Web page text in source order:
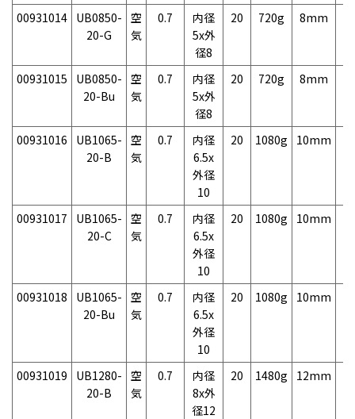
00931014 UB0850-
20-G
空
気
0.7
内径
5x外
径8
20 720g 8mm
00931015
UB0850-
20-Bu
空
気
0.7
内径
5x外
径8
20 720g 8mm
00931016
UB1065-
20-B
空
気
0.7
内径
6.5x
外径
10
20 1080g 10mm
00931017
UB1065-
20-C
空
気
0.7
内径
6.5x
外径
10
20 1080g 10mm
00931018
UB1065-
20-Bu
空
気
0.7
内径
6.5x
外径
10
20 1080g 10mm
00931019
UB1280-
20-B
空
気
0.7
内径
8x外
径12
20 1480g 12mm